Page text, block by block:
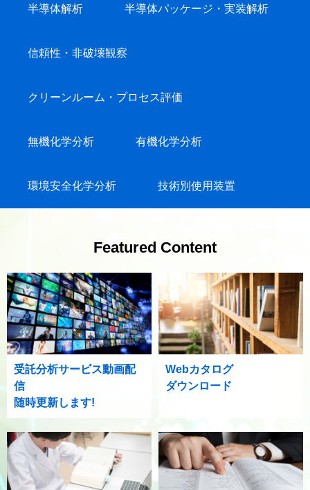
半導体解析 半導体パッケージ・実装解析
信頼性・非破壊観察
クリーンルーム・プロセス評価
無機化学分析 有機化学分析
環境安全化学分析 技術別使用装置
Featured Content
受託分析サービス動画配
信
随時更新します!
Webカタログ
ダウンロード